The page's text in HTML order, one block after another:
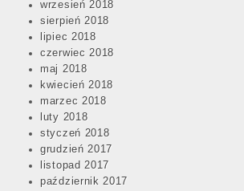
wrzesień 2018
sierpień 2018
lipiec 2018
czerwiec 2018
maj 2018
kwiecień 2018
marzec 2018
luty 2018
styczeń 2018
grudzień 2017
listopad 2017
październik 2017